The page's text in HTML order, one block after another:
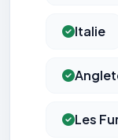
Italie
Les